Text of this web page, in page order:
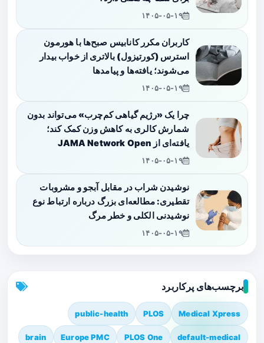
۱۴۰۵-۰۵-۱۹
کاربران مکرر کانابیس صبح‌ها با هورمون
استرس (کورتیزول) بالاتری از خواب بیدار
می‌شوند؛ یافته‌ها و پیامدها
۱۴۰۵-۰۵-۱۹
چرا یک «رژیم گیاهی کم‌چرب» می‌تواند بدون
شمارش کالری به کاهش وزن کمک کند؛
یافته‌ای از JAMA Network Open
۱۴۰۵-۰۵-۱۹
نوشیدن شراب در مقابل آبجو و مشروبات
تقطیری: مطالعه‌ای بزرگ درباره ارتباط نوع
نوشیدنی الکلی و خطر مرگ
۱۴۰۵-۰۵-۱۹
برچسب‌های پرکاربرد
Medical Xpress
PLOS
public-health
default-medical
PLOS One
Europe PMC
brain